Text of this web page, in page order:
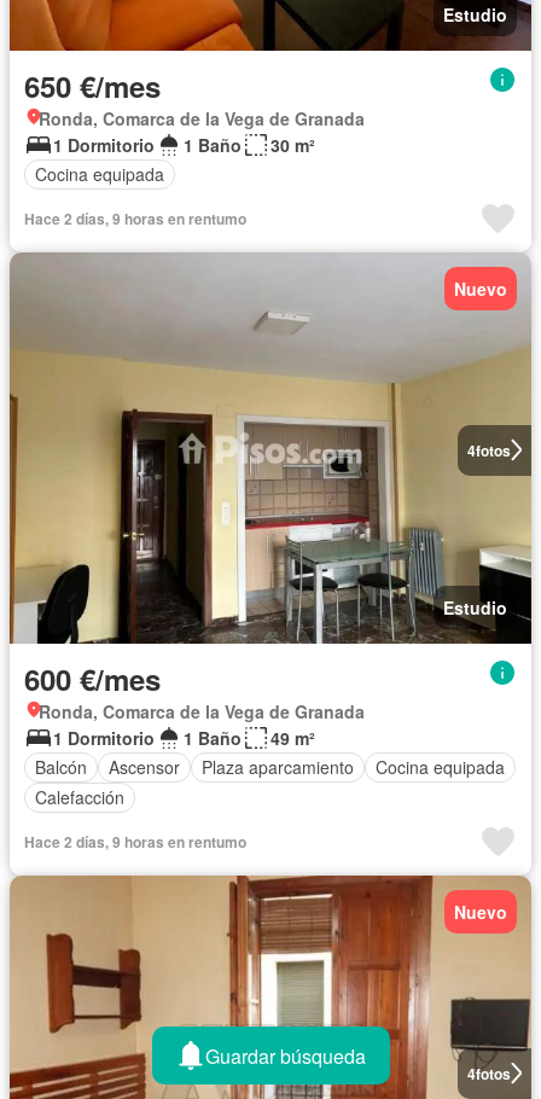
Estudio
650 €/mes
Ronda, Comarca de la Vega de Granada
1 Dormitorio
1 Baño
30 m²
Cocina equipada
Hace 2 días, 9 horas en rentumo
4fotos
Nuevo
Estudio
600 €/mes
Ronda, Comarca de la Vega de Granada
1 Dormitorio
1 Baño
49 m²
Balcón
Ascensor Plaza aparcamiento
Cocina equipada
Calefacción
Hace 2 días, 9 horas en rentumo
4fotos
Nuevo
Guardar búsqueda